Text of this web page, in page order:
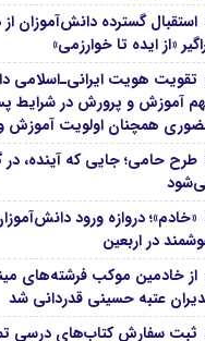
استقبال گسترده دانش‌آموزان
«از ایده تا خوارزمی»
تقویت هویت ایرانی‌ـ‌اسلامی
آموزش و پرورش در شرایط
همچنان اولویت آموزش
طرح حامی؛ جایی که آینده، در
«خادم»؛ دروازه ورود
در اربعین
از خادمین موکب فرشته‌های
عتبه حسینی قدردانی شد
ثبت سفارش کتاب‌های درسی